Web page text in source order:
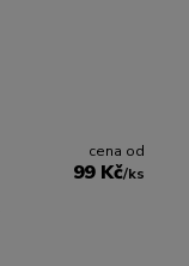
cena od
99 Kč/ks